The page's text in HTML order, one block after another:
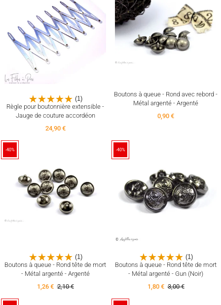
(1)
Règle pour boutonnière extensible -
Jauge de couture accordéon
24,90 €
Boutons à queue - Rond avec rebord -
Métal argenté - Argenté
0,90 €
-40%
(1)
Boutons à queue - Rond tête de mort
- Métal argenté - Argenté
1,26 € 2,10 €
-40%
(1)
Boutons à queue - Rond tête de mort
- Métal argenté - Gun (Noir)
1,80 € 3,00 €